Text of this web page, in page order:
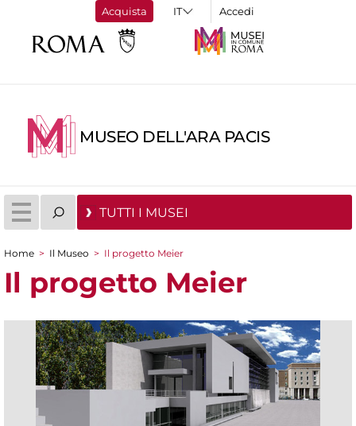
Acquista Accedi
MUSEO DELL'ARA PACIS
TUTTI I MUSEI
Tu sei qui
Home > Il Museo > Il progetto Meier
Il progetto Meier